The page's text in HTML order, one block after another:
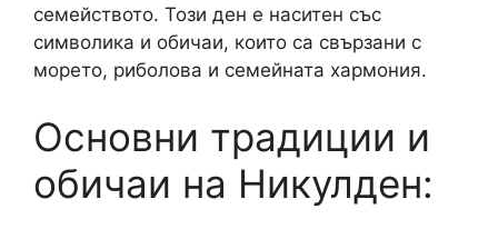
семейството. Този ден е наситен със
символика и обичаи, които са свързани с
морето, риболова и семейната хармония.
Основни традиции и
обичаи на Никулден: